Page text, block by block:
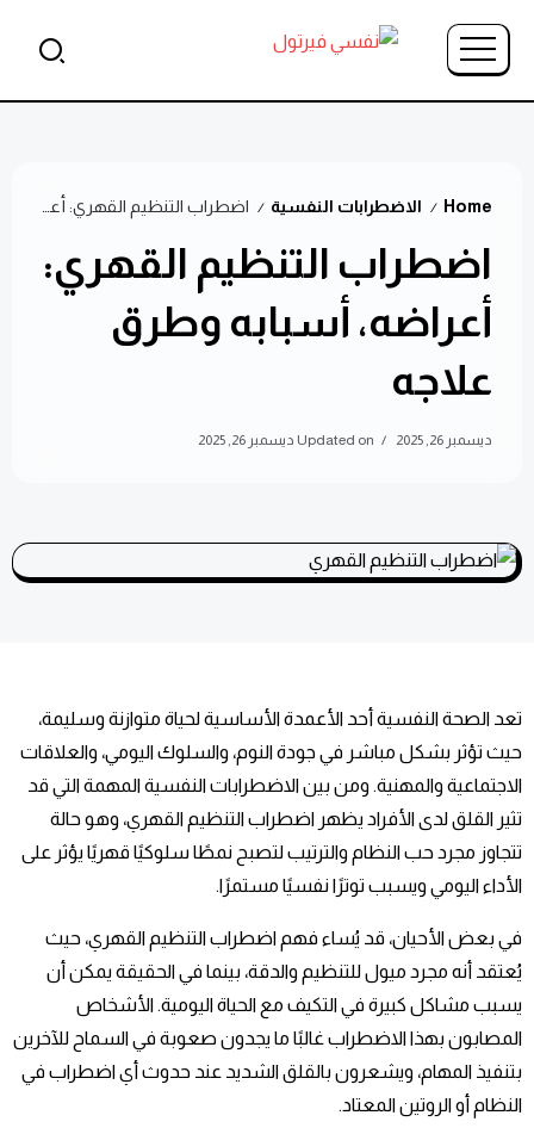
Home
/ الاضطرابات النفسية / اضطراب التنظيم القهري: أعراضه، أسبابه وطرق علاجه
اضطراب التنظيم القهري:
أعراضه، أسبابه وطرق
علاجه
ديسمبر 26, 2025 Updated on ديسمبر 26, 2025
تعد الصحة النفسية أحد الأعمدة الأساسية لحياة متوازنة وسليمة،
حيث تؤثر بشكل مباشر في جودة النوم، والسلوك اليومي، والعلاقات
الاجتماعية والمهنية. ومن بين الاضطرابات النفسية المهمة التي قد
تثير القلق لدى الأفراد يظهر اضطراب التنظيم القهري، وهو حالة
تتجاوز مجرد حب النظام والترتيب لتصبح نمطًا سلوكيًا قهريًا يؤثر على
الأداء اليومي ويسبب توترًا نفسيًا مستمرًا.
في بعض الأحيان، قد يُساء فهم اضطراب التنظيم القهري، حيث
يُعتقد أنه مجرد ميول للتنظيم والدقة، بينما في الحقيقة يمكن أن
يسبب مشاكل كبيرة في التكيف مع الحياة اليومية. الأشخاص
المصابون بهذا الاضطراب غالبًا ما يجدون صعوبة في السماح للآخرين
بتنفيذ المهام، ويشعرون بالقلق الشديد عند حدوث أي اضطراب في
النظام أو الروتين المعتاد.